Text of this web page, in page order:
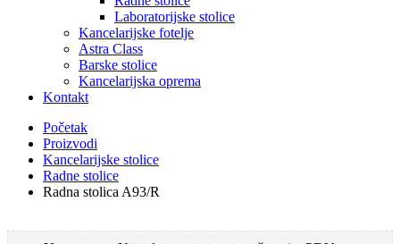
Laboratorijske stolice
Kancelarijske fotelje
Astra Class
Barske stolice
Kancelarijska oprema
Kontakt
Početak
Proizvodi
Kancelarijske stolice
Radne stolice
Radna stolica A93/R